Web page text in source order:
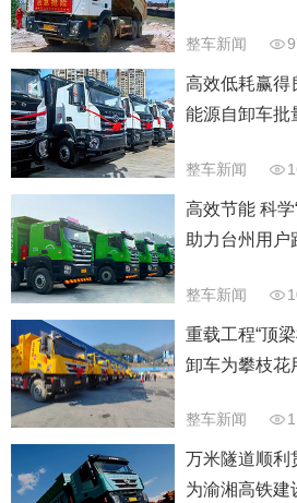
整车新闻
高效低耗赢得
能源自卸车批
整车新闻
高效节能 科学
助力台州用户
整车新闻
重载工程“顶
卸车为攀枝花
整车新闻
万米隧道顺利
为渝湘高铁建